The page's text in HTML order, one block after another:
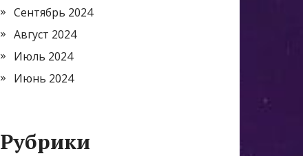
Сентябрь 2024
Август 2024
Июль 2024
Июнь 2024
Рубрики